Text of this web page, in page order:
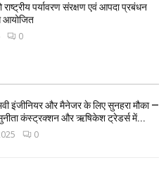
पर्यावरण संरक्षण एवं आपदा प्रबंधन
आयोजित
0
इंजीनियर और मैनेजर के लिए सुनहरा मौका —
कंस्ट्रक्शन और ऋषिकेश ट्रेडर्स में...
0